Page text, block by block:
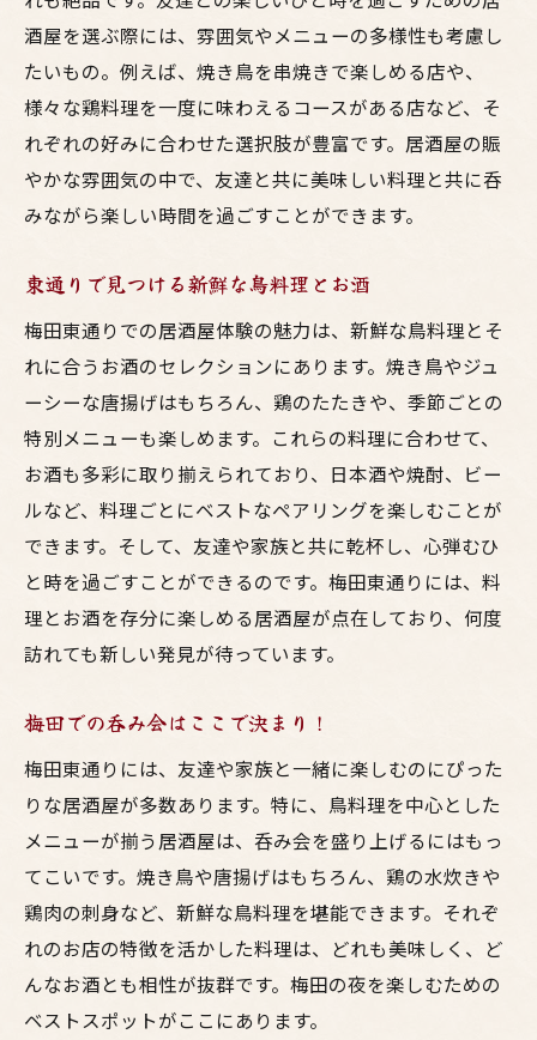
酒屋を選ぶ際には、雰囲気やメニューの多様性も考慮し
たいもの。例えば、焼き鳥を串焼きで楽しめる店や、
様々な鶏料理を一度に味わえるコースがある店など、そ
れぞれの好みに合わせた選択肢が豊富です。居酒屋の賑
やかな雰囲気の中で、友達と共に美味しい料理と共に呑
みながら楽しい時間を過ごすことができます。
東通りで見つける新鮮な鳥料理とお酒
梅田東通りでの居酒屋体験の魅力は、新鮮な鳥料理とそ
れに合うお酒のセレクションにあります。焼き鳥やジュ
ーシーな唐揚げはもちろん、鶏のたたきや、季節ごとの
特別メニューも楽しめます。これらの料理に合わせて、
お酒も多彩に取り揃えられており、日本酒や焼酎、ビー
ルなど、料理ごとにベストなペアリングを楽しむことが
できます。そして、友達や家族と共に乾杯し、心弾むひ
と時を過ごすことができるのです。梅田東通りには、料
理とお酒を存分に楽しめる居酒屋が点在しており、何度
訪れても新しい発見が待っています。
梅田での呑み会はここで決まり！
梅田東通りには、友達や家族と一緒に楽しむのにぴった
りな居酒屋が多数あります。特に、鳥料理を中心とした
メニューが揃う居酒屋は、呑み会を盛り上げるにはもっ
てこいです。焼き鳥や唐揚げはもちろん、鶏の水炊きや
鶏肉の刺身など、新鮮な鳥料理を堪能できます。それぞ
れのお店の特徴を活かした料理は、どれも美味しく、ど
んなお酒とも相性が抜群です。梅田の夜を楽しむための
ベストスポットがここにあります。